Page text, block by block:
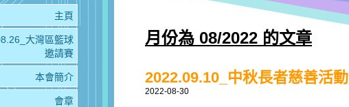
月份為 08/2022 的文章
2022.09.10_中秋長者慈善活動
2022-08-30
主頁
大灣區籃球
邀請賽
本會簡介
會章